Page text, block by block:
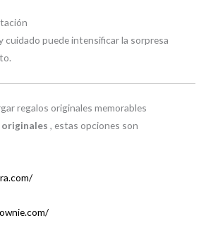
cuidado puede intensificar la sorpresa
regalos originales memorables
, estas opciones son